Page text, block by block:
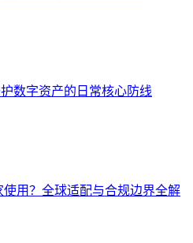
数字资产的日常核心防线
使用？全球适配与合规边界全解